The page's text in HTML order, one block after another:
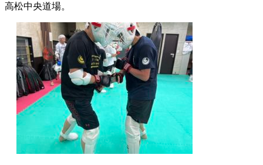
高松中央道場。